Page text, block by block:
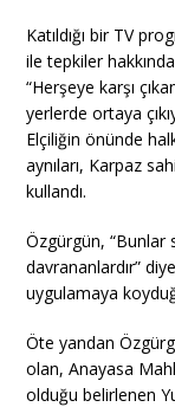
Katıldığı bir TV
ile tepkiler
“Herşeye karşı
yerlerde ortaya
Elçiliğin önünde
aynıları, Karpaz
kullandı.
Özgürgün, “Bunlar
davrananlardır”
uygulamaya
Öte yandan
olan, Anayasa
olduğu belirlenen